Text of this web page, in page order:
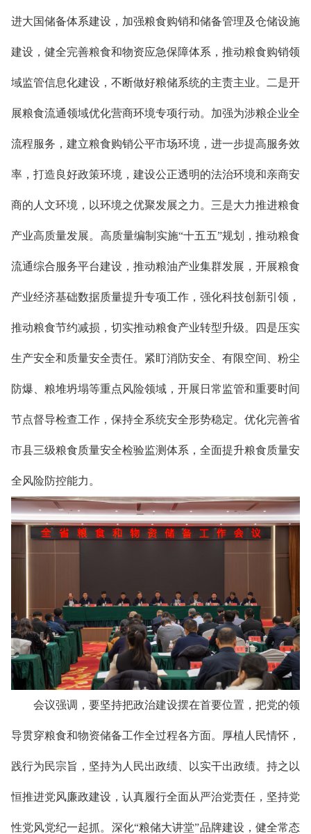
进大国储备体系建设 ， 加强粮食购销和储备管理及仓储设施
建设 ， 健全完善粮食和物资应急保障体系，推动粮食购销领
域监管信息化建设，不断做好粮储系统的主责主业。 二是开
展粮食流通领域优化营商环境专项行动。加强为涉粮企业全
流程服务，建立粮食购销公平市场环境，进一步提高服务效
率，打造良好政策环境，建设公正透明的法治环境和亲商安
商的人文环境，以环境之优聚发展之力。 三是大力推进粮食
产业高质量发展。 高质量编制实施“十五五”规划，推动粮食
流通综合服务平台建设 ， 推动粮油产业集群发展 ，开展粮食
产业经济基础数据质量提升专项工作 ，强化科技创新引领 ，
推动粮食节约减损，切实推动粮食产业转型升级。 四是压实
生产安全和质量安全责任。 紧盯消防安全、有限空间、粉尘
防爆、粮堆坍塌等重点风险领域，开展 日常监管和重要时间
节点督导检查工作，保持全系统安全形势稳定。优化完善省
市县三级粮食质量安全检验监测体系，全面提升粮食质量安
全风险防控能力。
会议强调，要坚持把政治建设摆在首要位置，把党的领
导贯穿粮食和物资储备工作全过程各方面。厚植人民情怀，
践行为民宗旨，坚持为人民出政绩、以实干出政绩。持之以
恒推进党风廉政建设， 认真履行全面从严治党责任，坚持党
性党风党纪一起抓。 深化“粮储大讲堂”品牌建设，健全常态